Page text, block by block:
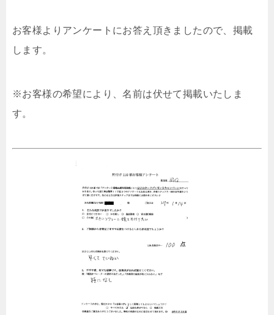
お客様よりアンケートにお答え頂きましたので、掲載
します。
※お客様の希望により、名前は伏せて掲載いたしま
す。